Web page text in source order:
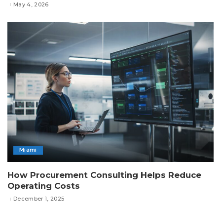
May 4, 2026
Miami
How Procurement Consulting Helps Reduce
Operating Costs
December 1, 2025